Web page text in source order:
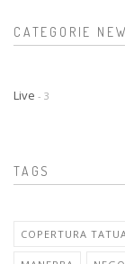
CATEGORIE
Live - 3
TAGS
COPERTURA